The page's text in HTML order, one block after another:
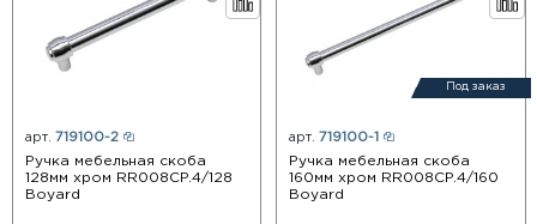
арт. 719100-2
Ручка мебельная скоба
128мм хром RR008CP.4/128
Boyard
Под заказ
арт. 719100-1
Ручка мебельная скоба
160мм хром RR008CP.4/160
Boyard